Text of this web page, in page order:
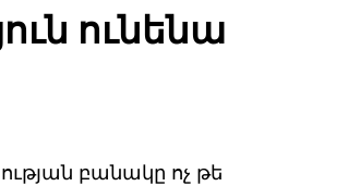
ունենա
բանակը ոչ թե